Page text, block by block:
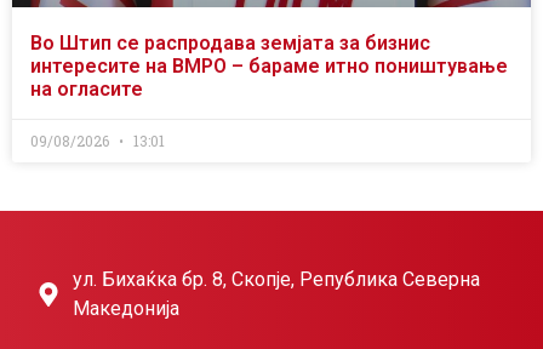
Во Штип се распродава земјата за бизнис
интересите на ВМРО – бараме итно поништување
на огласите
09/08/2026 13:01
ул. Бихаќка бр. 8, Скопје, Република Северна
Македонија